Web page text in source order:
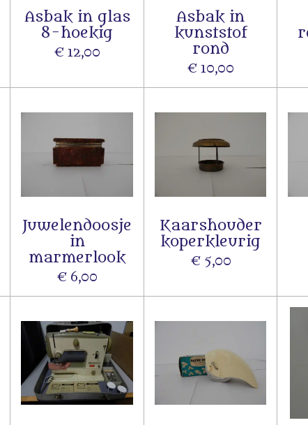
Asbak in glas
8-hoekig
€ 12,00
Asbak in
kunststof
rond
€ 10,00
Juwelendoosje
in
marmerlook
€ 6,00
Kaarshouder
koperkleurig
€ 5,00